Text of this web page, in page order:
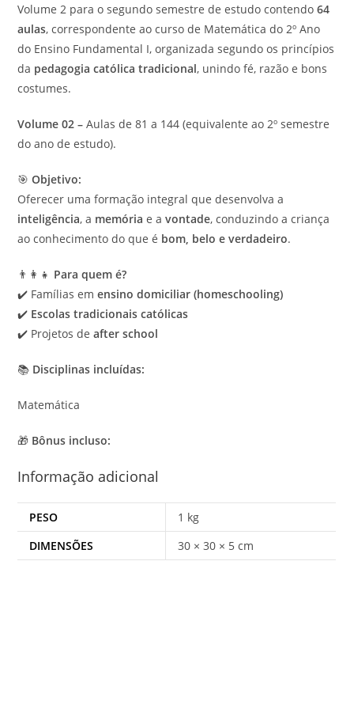
Volume 2 para o segundo semestre de estudo contendo64
aulas, correspondente ao curso de Matemática do 2º Ano
do Ensino Fundamental I, organizada segundo os princípios
da pedagogia católica tradicional, unindo fé, razão e bons
costumes.
Volume 02 – Aulas de 81 a 144 (equivalente ao 2º semestre
do ano de estudo).
🎯Objetivo:
Oferecer uma formação integral que desenvolva a
inteligência, a memória e avontade, conduzindo a criança
ao conhecimento do que é bom, belo e verdadeiro.
👨‍👩‍👧 Para quem é?
✔️ Famílias emensino domiciliar (homeschooling)
✔️ Escolas tradicionais católicas
✔️ Projetos deafter school
📚 Disciplinas incluídas:
Matemática
🎁 Bônus incluso:
Informação adicional
PESO
1 kg
DIMENSÕES
30 × 30 × 5 cm